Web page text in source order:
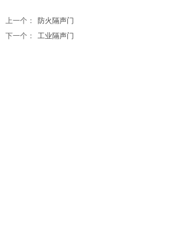
上一个：
防火隔声门
下一个：
工业隔声门